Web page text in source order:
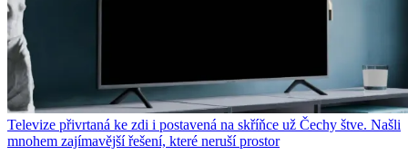
Televize přivrtaná ke zdi i postavená na skříňce už Čechy štve. Našli
mnohem zajímavější řešení, které neruší prostor